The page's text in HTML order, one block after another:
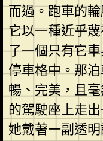
而過。跑車的
它以一種近乎
了一個只有它
停車格中。那
暢、完美，且
的駕駛座上走
她戴著一副透